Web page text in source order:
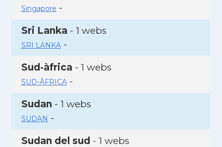
Singapore -
Sri Lanka - 1 webs
SRI LANKA-
Sud-àfrica - 1 webs
SUD-ÂFRICA-
Sudan - 1 webs
SUDAN -
Sudan del sud - 1 webs